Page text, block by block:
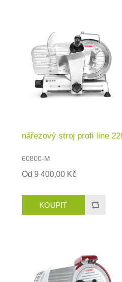
nářezový stroj profi line
60800-M
Od 9 400,00 Kč